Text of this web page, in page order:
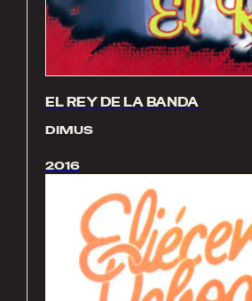
EL REY DE LA BANDA
DIMUS
2016